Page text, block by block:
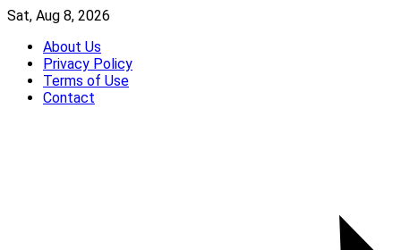
Skip
content
Sat, Aug 8, 2026
About Us
Privacy Policy
Terms of Use
Contact